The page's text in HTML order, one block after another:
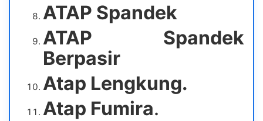
ATAP Spandek
ATAP Spandek
Berpasir
Atap Lengkung.
Atap Fumira.